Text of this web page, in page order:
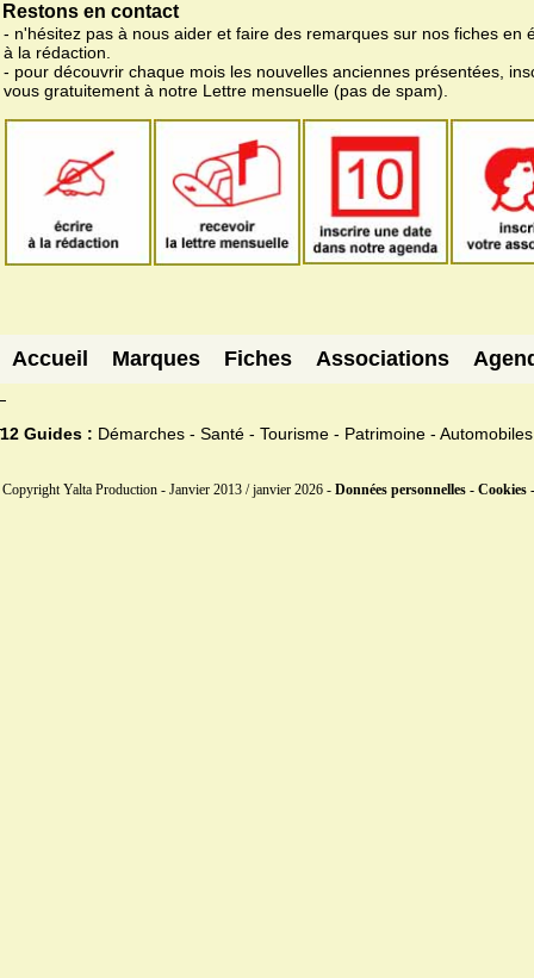
Restons en contact
- n'hésitez pas à nous aider et faire des remarques sur nos fiches en
à la rédaction.
- pour découvrir chaque mois les nouvelles anciennes présentées,
vous gratuitement à notre Lettre mensuelle (pas de spam).
Accueil Marques Fiches Associations
12 Guides : Démarches - Santé - Tourisme - Patrimoine - Automobiles
Copyright Yalta Production - Janvier 2013 / janvier 2026 - Données personnelles - Cookies